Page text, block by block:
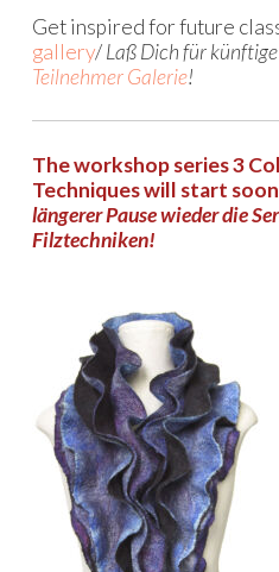
Get inspired for future
gallery/Laß Dich für
Teilnehmer Galerie!
The workshop series 3
Techniques will start
längerer Pause wieder die
Filztechniken!